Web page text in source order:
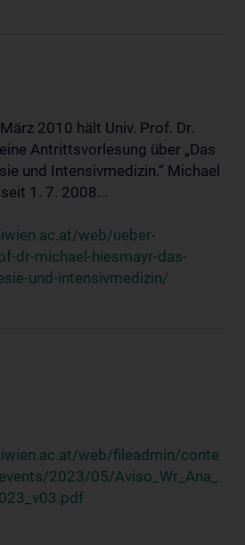
2010 hält Univ. Prof. Dr.
Antrittsvorlesung über „Das
und Intensivmedizin.“ Michael
1. 7. 2008...
web/ueber-
dr-michael-hiesmayr-das-
und-intensivmedizin/
web/fileadmin/conte
2023/05/Aviso_Wr_Ana_